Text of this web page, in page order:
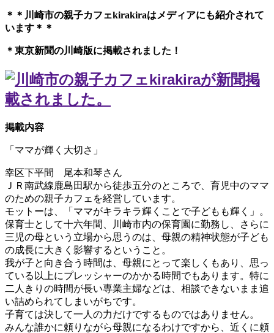
＊＊川崎市の親子カフェkirakiraは メディアにも紹介されて
います＊＊
＊東京新聞の川崎版に掲載されました！
掲載内容
「ママが輝く大切さ」
幸区下平間 尾本和琴さん
ＪＲ南武線鹿島田駅から徒歩五分のところで、育児中のママ
のための親子カフェを経営しています。
モットーは、「ママがキラキラ輝くことで子どもも輝く」。
保育士として十六年間、川崎市内の保育園に勤務し、さらに
三児の母という立場から思うのは、母親の精神状態が子ども
の成長に大きく影響するということ。
我が子と向き合う時間は、母親にとって楽しくもあり、思っ
ている以上にプレッシャーのかかる時間でもあります。特に
二人きりの時間が長い専業主婦などは、相談できないまま追
い詰められてしまいがちです。
子育ては決して一人の力だけでするものではありません。
みんな誰かに頼りながら母親になるわけですから、近くに頼